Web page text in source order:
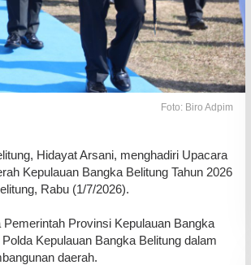
Foto: Biro Adpim
Hidayat Arsani, menghadiri Upacara
Kepulauan Bangka Belitung Tahun 2026
Rabu (1/7/2026).
Provinsi Kepulauan Bangka
Kepulauan Bangka Belitung dalam
daerah.